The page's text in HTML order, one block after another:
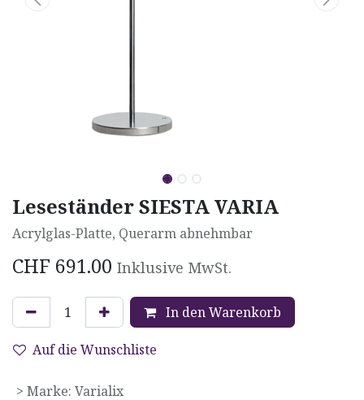
Leseständer SIESTA VARIA
Acrylglas-Platte, Querarm abnehmbar
CHF 691.00 Inklusive MwSt.
In den Warenkorb
Auf die Wunschliste
> Marke: Varialix